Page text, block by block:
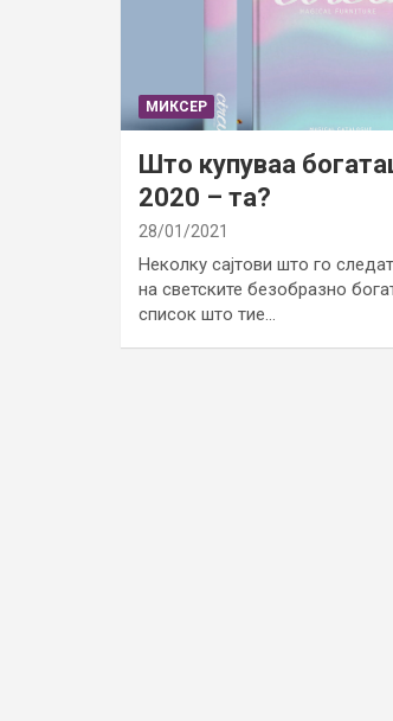
МИКСЕР
Што купуваа
2020 – та?
28/01/2021
Неколку сајтови што го
на светските безобразно
список што тие…